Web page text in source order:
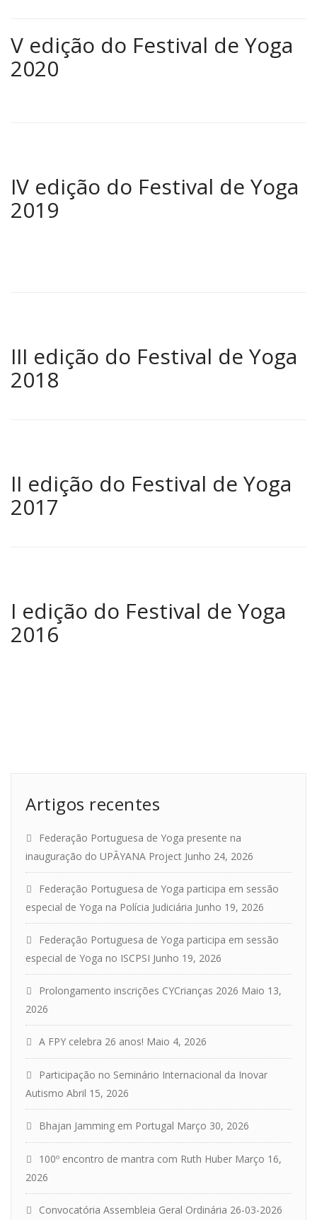
V edição do Festival de Yoga
2020
IV edição do Festival de Yoga
2019
III edição do Festival de Yoga
2018
II edição do Festival de Yoga
2017
I edição do Festival de Yoga
2016
Artigos recentes
Federação Portuguesa de Yoga presente na
inauguração do UPĀYANA Project Junho 24, 2026
Federação Portuguesa de Yoga participa em sessão
especial de Yoga na Polícia Judiciária Junho 19, 2026
Federação Portuguesa de Yoga participa em sessão
especial de Yoga no ISCPSI Junho 19, 2026
Prolongamento inscrições CYCrianças 2026 Maio 13,
2026
A FPY celebra 26 anos! Maio 4, 2026
Participação no Seminário Internacional da Inovar
Autismo Abril 15, 2026
Bhajan Jamming em Portugal Março 30, 2026
100º encontro de mantra com Ruth Huber Março 16,
2026
Convocatória Assembleia Geral Ordinária 26-03-2026